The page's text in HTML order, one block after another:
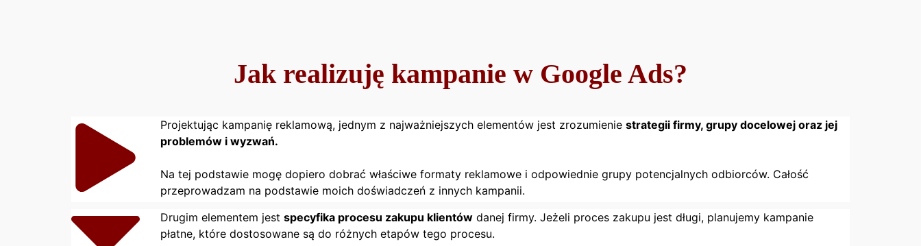
Jak realizuję kampanie w Google Ads?
Projektując kampanię reklamową, jednym z najważniejszych elementów jest zrozumienie strategii firmy, grupy docelowej oraz jej
problemów i wyzwań.
Na tej podstawie mogę dopiero dobrać właściwe formaty reklamowe i odpowiednie grupy potencjalnych odbiorców. Całość
przeprowadzam na podstawie moich doświadczeń z innych kampanii.
Drugim elementem jest specyfika procesu zakupu klientów danej firmy. Jeżeli proces zakupu jest długi, planujemy kampanie
płatne, które dostosowane są do różnych etapów tego procesu.